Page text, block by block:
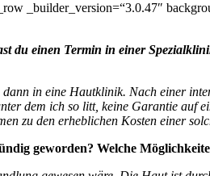
_builder_version=“3.0.47″
du einen Termin in einer
in eine Hautklinik. Nach einer
dem ich so litt, keine Garantie
zu den erheblichen Kosten einer
geworden? Welche